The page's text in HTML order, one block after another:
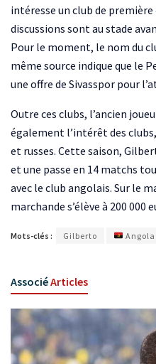
intéresse un club de
discussions sont au stade
Pour le moment, le nom du
même source indique que le
une offre de Sivasspor pour
Outre ces clubs, l’ancien
également l’intérêt des
et russes. Cette saison,
et une passe en 14 matchs
avec le club angolais. Sur le
marchande s’élève à 200 000
Mots-clés : Gilberto Angola
AssociéArticles